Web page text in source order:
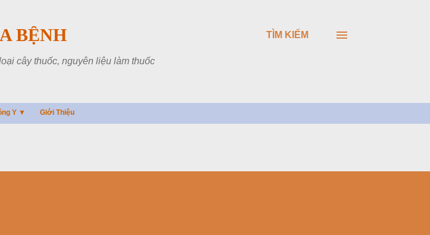
BỆNH
cây thuốc, nguyên liệu làm thuốc
TÌM KIẾM
Y ▼ Giới Thiệu